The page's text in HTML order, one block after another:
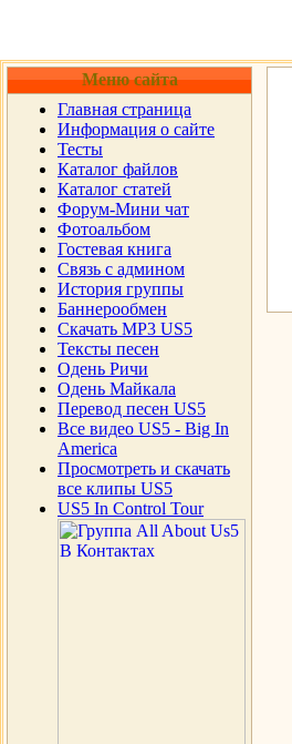
Меню сайта
Главная страница
Информация о сайте
Тесты
Каталог файлов
Каталог статей
Форум-Мини чат
Фотоальбом
Гостевая книга
Cвязь с админом
История группы
Баннерообмен
Скачать MP3 US5
Тексты песен
Одень Ричи
Одень Майкала
Перевод песен US5
Все видео US5 - Big In
America
Просмотреть и скачать
все клипы US5
US5 In Control Tour